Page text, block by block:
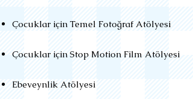
Çocuklar için Temel Fotoğraf Atölyesi
Çocuklar için Stop Motion Film Atölyesi
Ebeveynlik Atölyesi